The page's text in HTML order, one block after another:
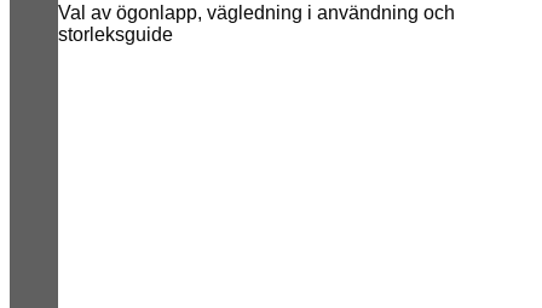
Val av ögonlapp, vägledning i användning och
storleksguide